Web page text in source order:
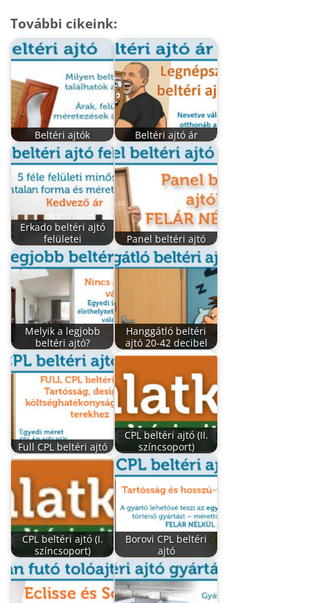
További cikeink:
Beltéri ajtók Beltéri ajtó ár
Erkado beltéri ajtó
felületei
Panel beltéri ajtó
Melyik a legjobb
beltéri ajtó?
Hanggátló beltéri
ajtó 20-42 decibel
Full CPL beltéri ajtó
CPL beltéri ajtó (II.
színcsoport)
CPL beltéri ajtó (I.
színcsoport)
Borovi CPL beltéri
ajtó